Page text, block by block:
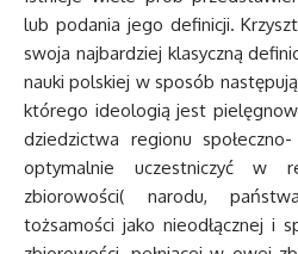
lub podania jego definicji.
swoja najbardziej klasyczną
nauki polskiej w sposób
którego ideologią jest
dziedzictwa regionu
optymalnie uczestniczyć w
zbiorowości( narodu,
tożsamości jako nieodłącznej i